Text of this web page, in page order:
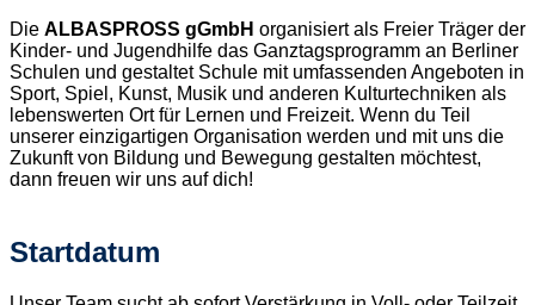
Die ALBASPROSS gGmbH organisiert als Freier Träger der
Kinder- und Jugendhilfe das Ganztagsprogramm an Berliner
Schulen und gestaltet Schule mit umfassenden Angeboten in
Sport, Spiel, Kunst, Musik und anderen Kulturtechniken als
lebenswerten Ort für Lernen und Freizeit. Wenn du Teil
unserer einzigartigen Organisation werden und mit uns die
Zukunft von Bildung und Bewegung gestalten möchtest,
dann freuen wir uns auf dich!
Startdatum